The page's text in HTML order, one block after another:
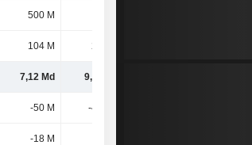
500 M
104 M 255 M
7,12 Md 9,11 Md
-50 M -438 M
-18 M